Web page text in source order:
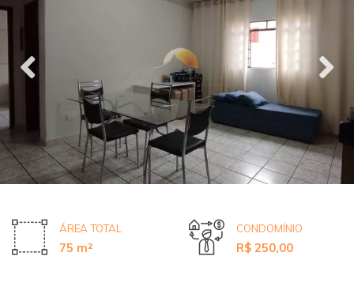
ÁREA TOTAL
75 m²
CONDOMÍNIO
R$ 250,00